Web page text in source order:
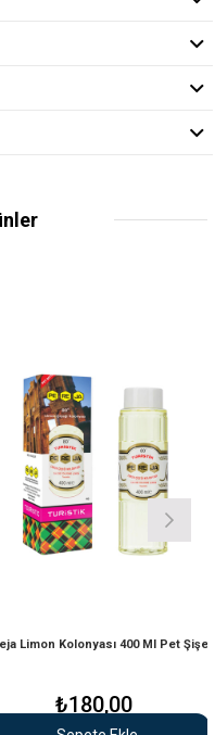
Limon Kolonyası 400 Ml Pet Şişe
₺180,00